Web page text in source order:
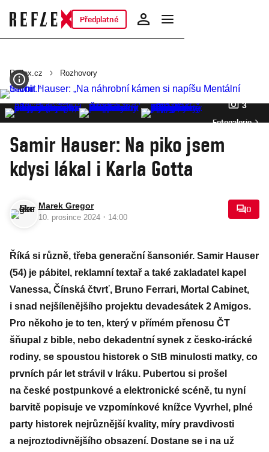
Předplatné
Reflex.cz Rozhovory
3
Fotogalerie
Samir Hauser: Na piko jsem
kdysi lákal i Karla Gotta
Marek Gregor
10. prosince 2024 · 14:00
0
Říká si různě, třeba generační šansoniér. Samir Hauser
(54) je pábitel, reklamní textař a také zakladatel kapel
Vanessa, Čínská čtvrť, Bruno Ferrari, Mortal Cabinet,
i snad nejšílenějšího projektu devadesátek 2 Amigos.
Pro někoho je to ten, který v přímém přenosu ČT
šňupal z bible, nebo dekadentní synek z česko-irácké
rodiny, se spoustou historek o StB minulosti matky, co
prvních pár let strávil v Iráku. Pubertou si prošel
na české postpunkové a elektronické scéně, tu nyní
barvitě popisuje ve vzpomínkové knížce Vyvrhel, plné
party historek nejrůznější kvality, míry pravdivosti
a nejroztodivnějšího obsazení. Dostane se i na už